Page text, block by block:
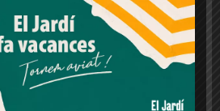
que queden a la zona
dones el teu
Acceptar Rebutjar tot
compte al Diari el Jardí, dona el